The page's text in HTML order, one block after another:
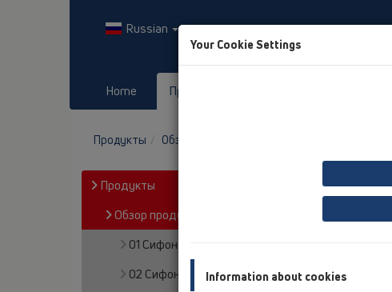
Russian
Home Продукты
Продукты Обзор продукта
Продукты
Обзор продукта
01 Сифоны для моек
02 Сифоны для умывальников
Your Cookie Settings
Information about cookies